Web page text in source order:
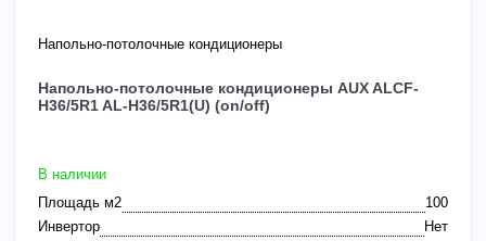
Напольно-потолочные кондиционеры
Напольно-потолочные кондиционеры AUX ALCF-
H36/5R1 AL-H36/5R1(U) (on/off)
В наличии
Площадь м2
100
Инвертор
Нет